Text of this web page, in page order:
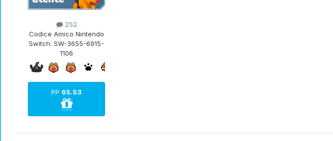
252
Codice Amico Nintendo
Switch: SW-3655-6915-
1106
PP 65.53